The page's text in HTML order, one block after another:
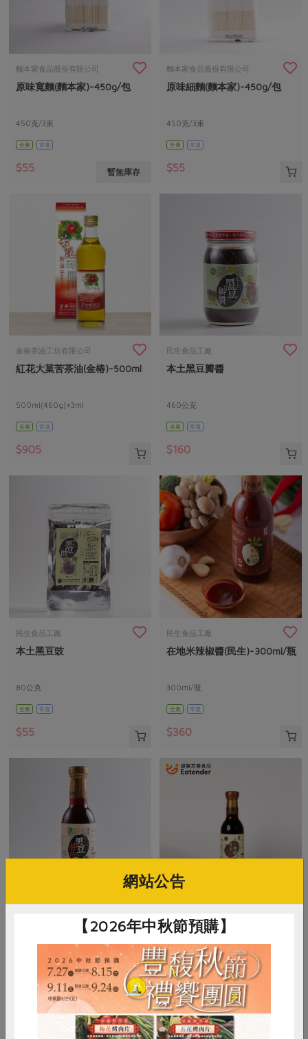
麵本家食品股份有限公司
原味寬麵(麵本家)-450g/包
450克/3束
全素 常溫
$55 暫無庫存
麵本家食品股份有限公司
原味細麵(麵本家)-450g/包
450克/3束
全素 常溫
$55
金椿茶油工坊有限公司
紅花大菓苦茶油(金椿)-500ml
500ml(460g)±3ml
全素 常溫
$905
民生食品工廠
本土黑豆瓣醬
460公克
全素 常溫
$160
民生食品工廠
本土黑豆豉
80公克
全素 常溫
$55
民生食品工廠
在地米辣椒醬(民生)-300ml/瓶
300ml/瓶
全素 常溫
$360
常溫
$270
本土無糖醬油
300毫升
全素 常溫
$340
網站公告
【2026年中秋節預購】